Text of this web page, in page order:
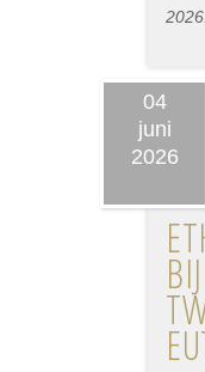
2026.
04
juni
2026